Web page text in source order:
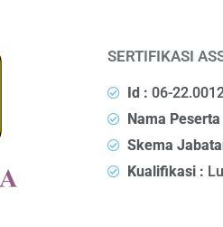
SERTIFIKASI
Id :06-
Nama
Skema
Kualifikasi :